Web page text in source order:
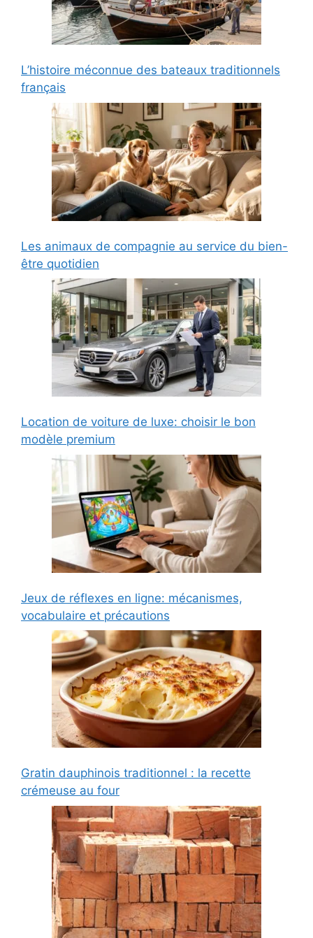
L’histoire méconnue des bateaux traditionnels
français
Les animaux de compagnie au service du bien-
être quotidien
Location de voiture de luxe: choisir le bon
modèle premium
Jeux de réflexes en ligne: mécanismes,
vocabulaire et précautions
Gratin dauphinois traditionnel : la recette
crémeuse au four